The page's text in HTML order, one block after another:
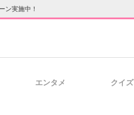
ン実施中！
エンタメ クイズ